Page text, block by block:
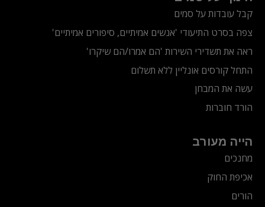
קבל עובדות על סמים
צפה בסרט התיעודי 'אנשים אמיתיים, סיפורים אמיתיים'
ראה את תשדירי השירות 'הם אמרו/הם שיקרו'
התחל קורסים אונליין ללא תשלום
עשה את המבחן
הורד חוברות
הייה מעורב
מחנכים
אכיפת החוק
הורים